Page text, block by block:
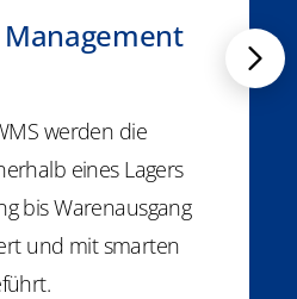
werden die
eines Lagers
bis Warenausgang
und mit smarten